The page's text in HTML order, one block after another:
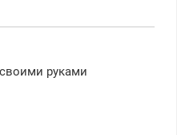
руками